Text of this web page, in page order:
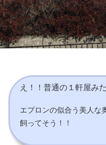
え！！普通の１軒屋み
エプロンの似合う美人な
飼ってそう！！